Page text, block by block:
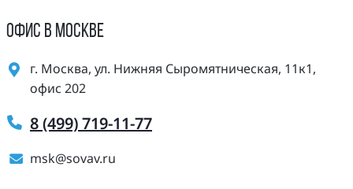
ОФИС В МОСКВЕ
г. Москва, ул. Нижняя Сыромятническая, 11к1,
офис 202
8 (499) 719-11-77
msk@sovav.ru